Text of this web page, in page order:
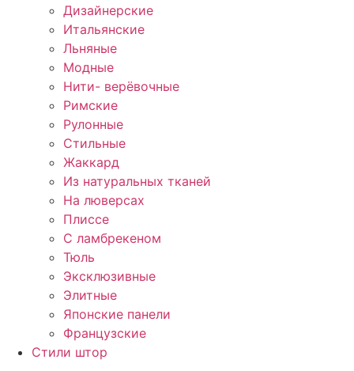
Дизайнерские
Итальянские
Льняные
Модные
Нити- верёвочные
Римские
Рулонные
Стильные
Жаккард
Из натуральных тканей
На люверсах
Плиссе
С ламбрекеном
Тюль
Эксклюзивные
Элитные
Японские панели
Французские
Стили штор